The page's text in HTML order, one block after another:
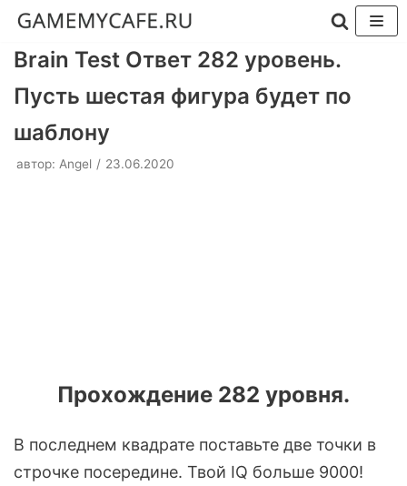
Перейти
содержимому
Brain Test Ответ 282 уровень.
Пусть шестая фигура будет по
шаблону
автор: Angel 23.06.2020
Прохождение 282 уровня.
В последнем квадрате поставьте две точки в
строчке посередине. Твой IQ больше 9000!